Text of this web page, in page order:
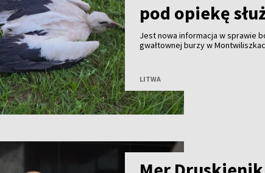
pod opiekę
Jest nowa informacja w sprawie
gwałtownej burzy w
LITWA